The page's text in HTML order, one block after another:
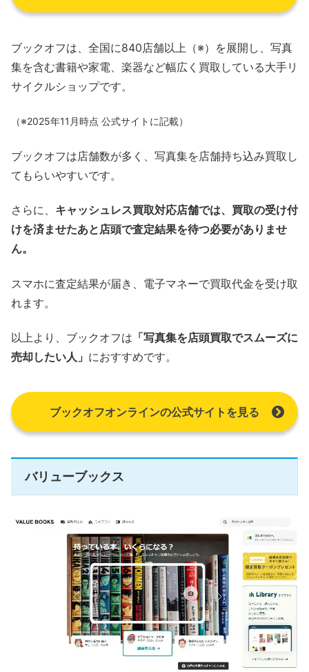
ブックオフは、全国に840店舗以上（※）を展開し、写真
集を含む書籍や家電、楽器など幅広く買取している大手リ
サイクルショップです。
（※2025年11月時点 公式サイトに記載）
ブックオフは店舗数が多く、写真集を店舗持ち込み買取し
てもらいやすいです。
さらに、 キャッシュレス買取対応店舗では、買取の受け付
けを済ませたあと店頭で査定結果を待つ必要がありませ
ん。
スマホに査定結果が届き、電子マネーで買取代金を受け取
れます。
以上より、ブックオフは 「写真集を店頭買取でスムーズに
売却したい人」 におすすめです。
ブックオフオンラインの公式サイトを見る
バリューブックス